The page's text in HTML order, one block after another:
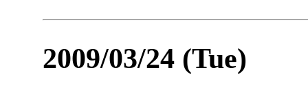
2009/03/24 (Tue)